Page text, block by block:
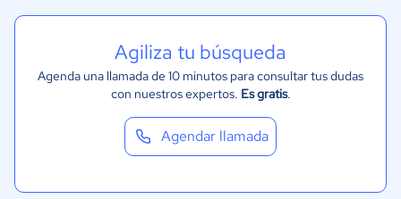
Agiliza tu búsqueda
Agenda una llamada de 10 minutos para consultar tus dudas
con nuestros expertos. Es gratis.
Agendar llamada